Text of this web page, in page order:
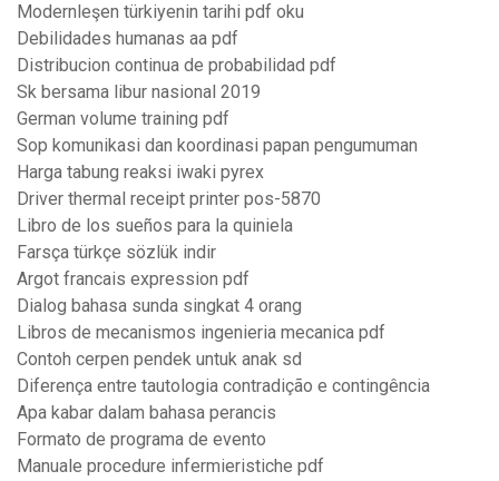
Modernleşen türkiyenin tarihi pdf oku
Debilidades humanas aa pdf
Distribucion continua de probabilidad pdf
Sk bersama libur nasional 2019
German volume training pdf
Sop komunikasi dan koordinasi papan pengumuman
Harga tabung reaksi iwaki pyrex
Driver thermal receipt printer pos-5870
Libro de los sueños para la quiniela
Farsça türkçe sözlük indir
Argot francais expression pdf
Dialog bahasa sunda singkat 4 orang
Libros de mecanismos ingenieria mecanica pdf
Contoh cerpen pendek untuk anak sd
Diferença entre tautologia contradição e contingência
Apa kabar dalam bahasa perancis
Formato de programa de evento
Manuale procedure infermieristiche pdf